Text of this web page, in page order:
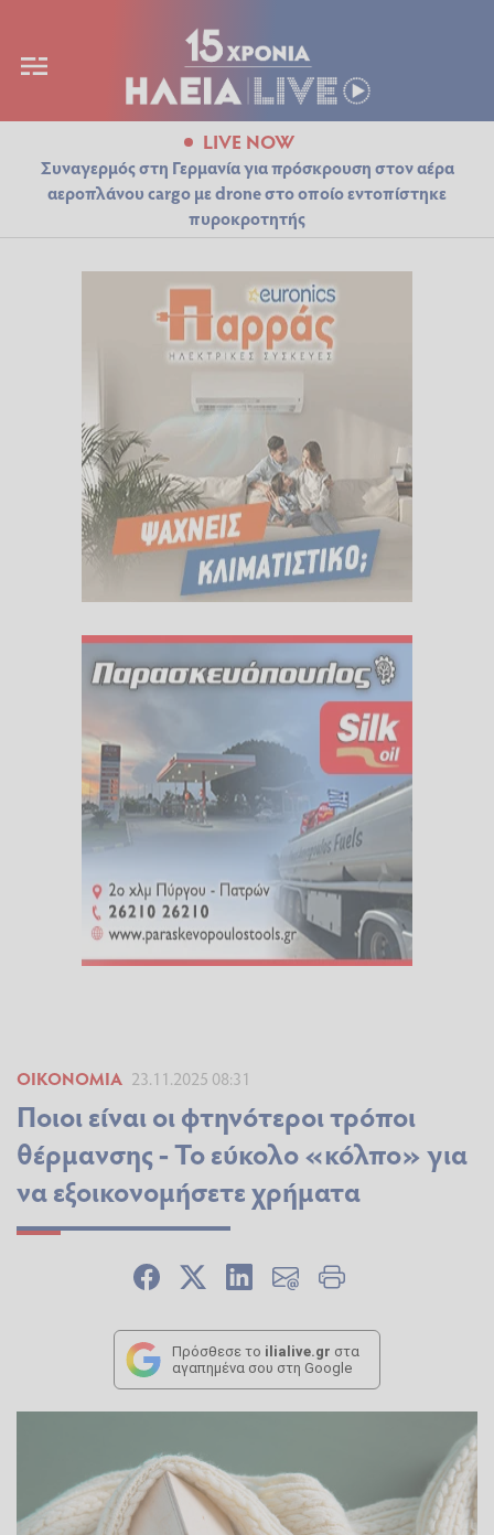
LIVE NOW
Συναγερμός στη Γερμανία για πρόσκρουση στον αέρα
αεροπλάνου cargo με drone στο οποίο εντοπίστηκε
πυροκροτητής
ΟΙΚΟΝΟΜΊΑ 23.11.2025 08:31
Ποιοι είναι οι φτηνότεροι τρόποι
θέρμανσης - Το εύκολο «κόλπο» για
να εξοικονομήσετε χρήματα
Πρόσθεσε το ilialive.gr στα
αγαπημένα σου στη Google